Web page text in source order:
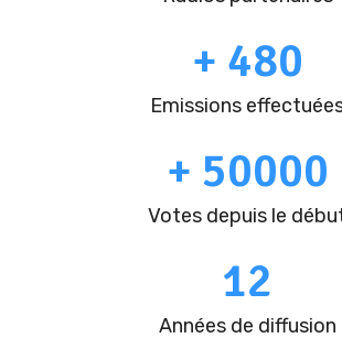
+ 480
Emissions
+ 50000
Votes depuis le
12
Années de diffusion